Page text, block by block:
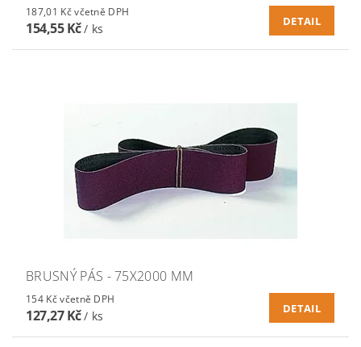
187,01 Kč včetně DPH
154,55 Kč/ ks
DETAIL
BRUSNÝ PÁS - 75X2000 MM
154 Kč včetně DPH
127,27 Kč/ ks
DETAIL